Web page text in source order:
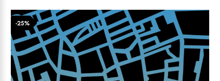
je:
101,54 €.
59,99 €.
-25%